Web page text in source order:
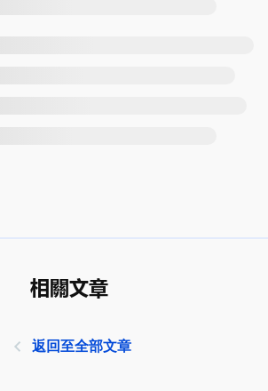
相關文章
返回至全部文章